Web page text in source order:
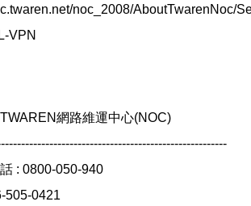
noc_2008/AboutTwarenNoc/
VPN
網路維運中心(NOC)
: 0800-050-940
505-0421